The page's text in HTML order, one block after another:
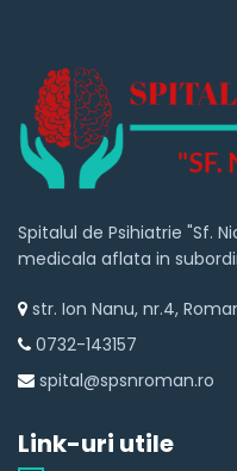
Spitalul de Psihiatrie "Sf.
medicala aflata in
str. Ion Nanu, nr.4,
0732-143157
spital@spsnroman.ro
Link-uri utile